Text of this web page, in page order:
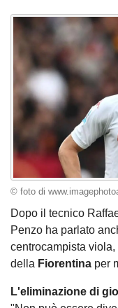
© foto di
Dopo il tecnico
Penzo ha parlato
centrocampista
della Fiorentina per
L'eliminazione di